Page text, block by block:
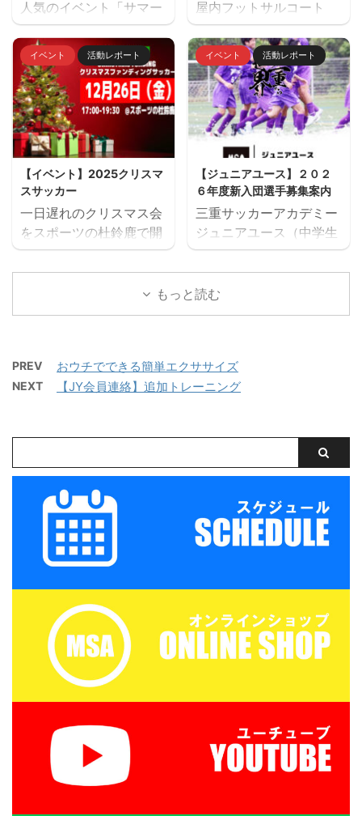
らお願いいたします。 三
ュニアユースでは、選手
の育成を第一とし、次の
年代でさらなる飛躍がで
きるよう活動していま
す。 中学生年代で獲得す
べき技術や戦術の徹底・
個々がもつストロングポ
イント（長所）を磨く・
そしてサッカーを楽しむ
...
セル等ないようご予定を
ご確認の上お申し込みく
ださい。 ウォーミングア
ップを兼ねた基礎技術練
習の後、たくさんミニサ
ッカーの試合を実施。そ
して毎日ベストプレヤー
を選出！！ 協賛：
Mreform 時間割： 小学
１ー３年生 １６：３０－
１７：２０ 定員１２名程
度 最少催行人数６ ...
人気のイベント「サマー
キャンプ」を７月２６日
（日）に開催します。 楽
しいゲームから本格的な
サッカーの練習、サッカ
ー大会と盛りだくさんの
内容で、この夏最高の思
い出になること間違いな
し！！ たくさんのご参加
お待ちしております。
【日時】７月２６日
（日）９：００（８：４
５開場）－１７：００
ート） 【持ち物】サッカ
ーのできる格好・靴※・
え（午後練習用）・サン
ダル・タオル・お弁当
保管 ...
屋内フットサルコート
「フットサーカス鈴鹿」
にて開催します。 試合は
最大の師、サッカーの試
合で実践的な技術・判断
力を向上させよう！！
【日時】２月２４日
（火）１７：３０ー１
９：３０（１７：１５開
場） 【会場】フットサー
カス鈴鹿 住所：〒513-
0825鈴鹿市住吉町
5769-1 【対象】小学
会・優勝チーム＆優秀選
手表彰あり 【参加費】三
員以外１５００円/１人
【申込方法】３人以上の
イベント 活動レポート
【イベント】2025クリスマ
スサッカー
一日遅れのクリスマス会
をスポーツの杜鈴鹿で開
催します。 スクール生、
スクールPLUS生、ジュ
ニアユース生、OB？全
楽しみ、トランプビンゴ
大会も実施します。 すで
スポンサーなどから届い
開催となりますが、みな
さまのご参加お待ちして
おります。参加のお申込
みは必要ありません。 ２
ー/Christmas Funding
Soccer Ev ...
イベント 活動レポート
【ジュニアユース】２０２
６年度新入団選手募集案内
三重サッカーアカデミー
ジュニアユース（中学生
のチーム）では、２０２
６年度の新入団選手対象
の体験練習会を開催して
としてご検討いただけれ
ばと思います。体験会の
いいたします。 三重サッ
カーアカデミージュニア
を第一とし、次の年代で
さらなる飛躍ができるよ
う活動しています。 中学
（長所）を磨く・そして
サッカーを楽しむ！！ 三
...
もっと読む
PREV おウチでできる簡単エクササイズ
NEXT 【JY会員連絡】追加トレーニング